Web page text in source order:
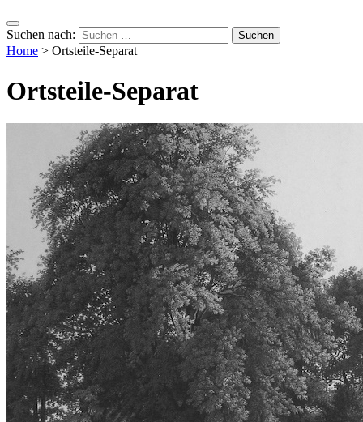
Suchen nach:
Home > Ortsteile-Separat
Ortsteile-Separat